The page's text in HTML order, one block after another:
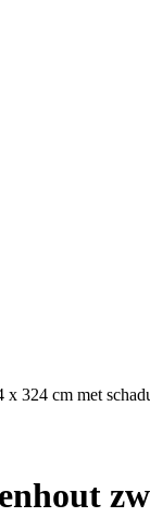
324 cm met